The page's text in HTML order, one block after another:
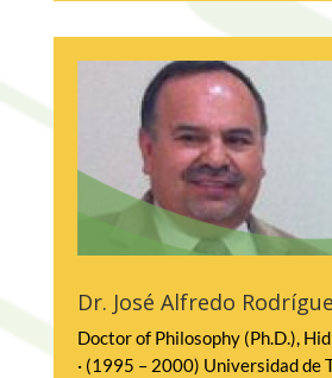
Director General de FIRA
DESCARGAR
PRESENTACIÓN
DESCARGAR
PRESENTACIÓN
Dr. José Alfredo
Doctor of Philosophy (Ph.D.),
· (1995 – 2000) Universidad de